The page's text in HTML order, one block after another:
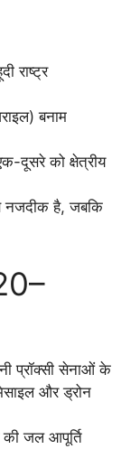
राष्ट्र
बनाम
दूसरे को क्षेत्रीय
नजदीक है, जबकि
प्रॉक्सी सेनाओं के
और ड्रोन
जल आपूर्ति